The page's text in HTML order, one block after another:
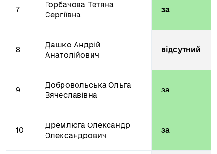
7
Горбачова Тетяна
Сергіївна
за
8
Дашко Андрій
Анатолійович
відсутний
9
Добровольська Ольга
Вячеславівна
за
10
Дремлюга Олександр
Олександрович
за